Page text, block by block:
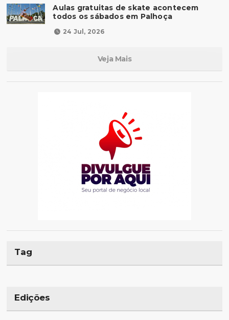
Aulas gratuitas de skate acontecem
todos os sábados em Palhoça
24 Jul, 2026
Veja Mais
Tag
Edições